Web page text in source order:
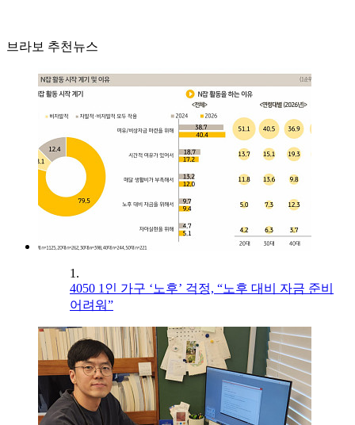
브라보 추천뉴스
1.
4050 1인 가구 ‘노후’ 걱정, “노후 대비 자금 준비
어려워”